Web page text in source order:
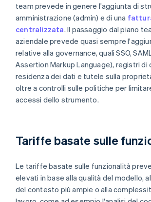
team prevede in genere l'aggiunta di
amministrazione (admin) e di una
centralizzata. Il passaggio dal piano
aziendale prevede quasi sempre
relative alla governance, quali SSO,
Assertion Markup Language), registri di
residenza dei dati e tutele sulla
oltre a controlli sulle politiche per
accessi dello strumento.
Tariffe basate sulle
Le tariffe basate sulle funzionalità
elevati in base alla qualità del modello,
del contesto più ampie o alla